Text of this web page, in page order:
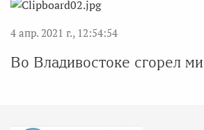
4 апр. 2021 г., 12:54:54
Во Владивостоке сгорел